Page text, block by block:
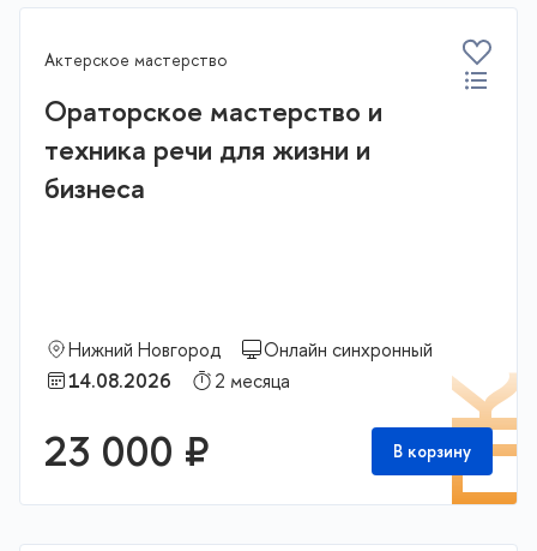
Актерское мастерство
Ораторское мастерство и
техника речи для жизни и
бизнеса
Нижний Новгород
Онлайн синхронный
14.08.2026
2 месяца
23 000 ₽ В корзину